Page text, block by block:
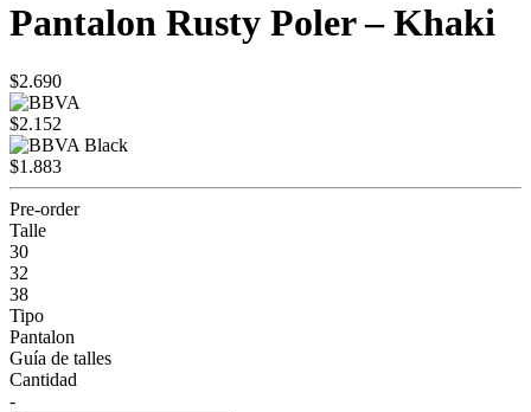
Pantalon Rusty Poler – Khaki
$2.690
$2.152
$1.883
Pre-order
Talle
30
32
38
Tipo
Pantalon
Guía de talles
Cantidad
-